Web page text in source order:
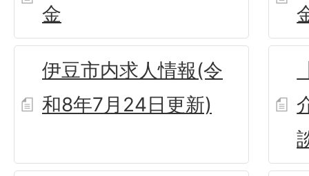
金
伊豆市内求人情報(令
和8年7月24日更新)